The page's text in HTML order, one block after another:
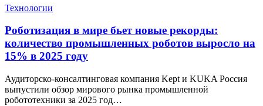
Технологии
Роботизация в мире бьет новые рекорды:
количество промышленных роботов выросло на
15% в 2025 году
Аудиторско-консалтинговая компания Kept и KUKA Россия
выпустили обзор мирового рынка промышленной
робототехники за 2025 год…